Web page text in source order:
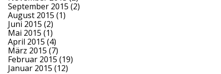
September 2015 (2)
August 2015 (1)
Juni 2015 (2)
Mai 2015 (1)
April 2015 (4)
März 2015 (7)
Februar 2015 (19)
Januar 2015 (12)